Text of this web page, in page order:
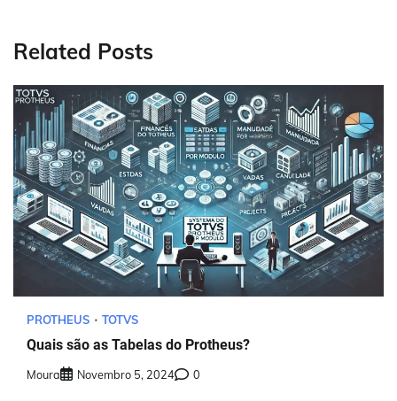
Related Posts
PROTHEUS TOTVS
Quais são as Tabelas do Protheus?
Moura Novembro 5, 2024 0